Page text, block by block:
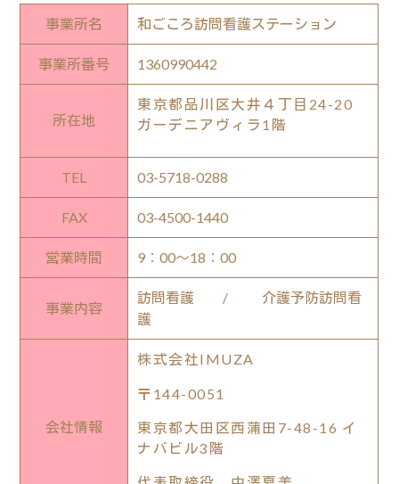
事業所名 和ごころ訪問看護ステーション
事業所番号 1360990442
所在地
東京都品川区大井４丁目24-20
ガーデニアヴィラ1階
TEL 03-5718-0288
FAX 03-4500-1440
営業時間 9：00～18：00
事業内容
訪問看護 / 介護予防訪問看
護
会社情報
株式会社IMUZA
〒144-0051
東京都大田区西蒲田7-48-16 イ
ナバビル3階